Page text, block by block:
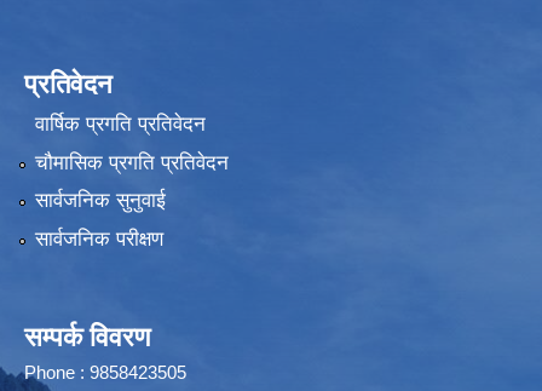
प्रतिवेदन
वार्षिक प्रगति प्रतिवेदन
चौमासिक प्रगति प्रतिवेदन
सार्वजनिक सुनुवाई
सार्वजनिक परीक्षण
सम्पर्क विवरण
Phone : 9858423505